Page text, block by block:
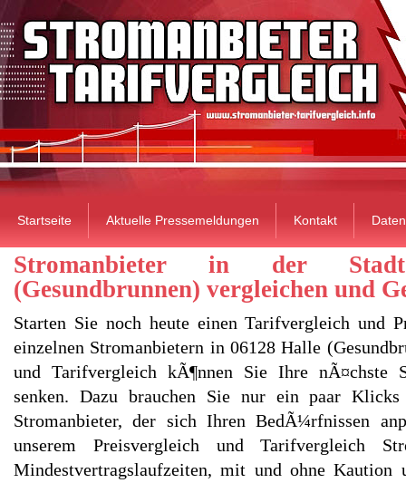
Startseite Aktuelle Pressemeldungen Kontakt
Stromanbieter in der
(Gesundbrunnen) vergleichen und
Starten Sie noch heute einen Tarifvergleich und
einzelnen Stromanbietern in 06128 Halle
und Tarifvergleich kÃ¶nnen Sie Ihre nÃ¤chste
senken. Dazu brauchen Sie nur ein paar
Stromanbieter, der sich Ihren BedÃ¼rfnissen
unserem Preisvergleich und Tarifvergleich
Mindestvertragslaufzeiten, mit und ohne